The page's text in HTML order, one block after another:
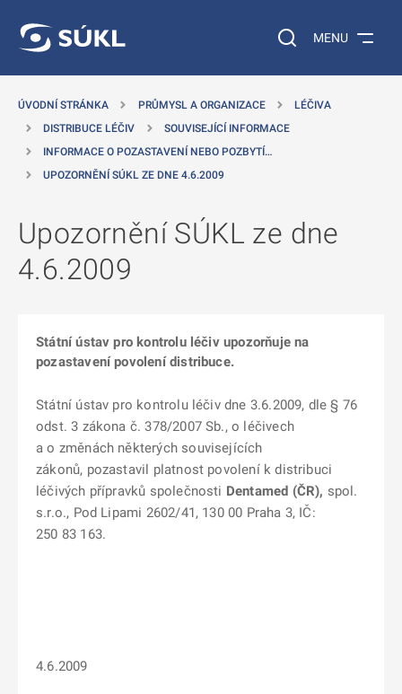
Vyhledávání na
MENU
ÚVODNÍ STRÁNKA PRŮMYSL A ORGANIZACE
LÉČIVA
DISTRIBUCE LÉČIV
SOUVISEJÍCÍ INFORMACE
INFORMACE O POZASTAVENÍ NEBO POZBYTÍ…
UPOZORNĚNÍ SÚKL ZE DNE 4.6.2009
Upozornění SÚKL ze dne
4.6.2009
Státní ústav pro kontrolu léčiv upozorňuje na
pozastavení povolení distribuce.
Státní ústav pro kontrolu léčiv dne 3.6.2009, dle § 76
odst. 3 zákona č. 378/2007 Sb., o léčivech
a o změnách některých souvisejících
zákonů, pozastavil platnost povolení k distribuci
léčivých přípravků společnosti Dentamed (ČR), spol.
s.r.o., Pod Lipami 2602/41, 130 00 Praha 3, IČ:
250 83 163.
4.6.2009